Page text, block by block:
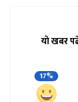
यो खबर
17%